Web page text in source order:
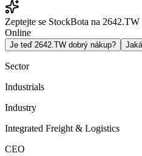
Zeptejte se StockBota na 2642.TW
Online
Je teď 2642.TW dobrý nákup?
Sector
Industrials
Industry
Integrated Freight & Logistics
CEO